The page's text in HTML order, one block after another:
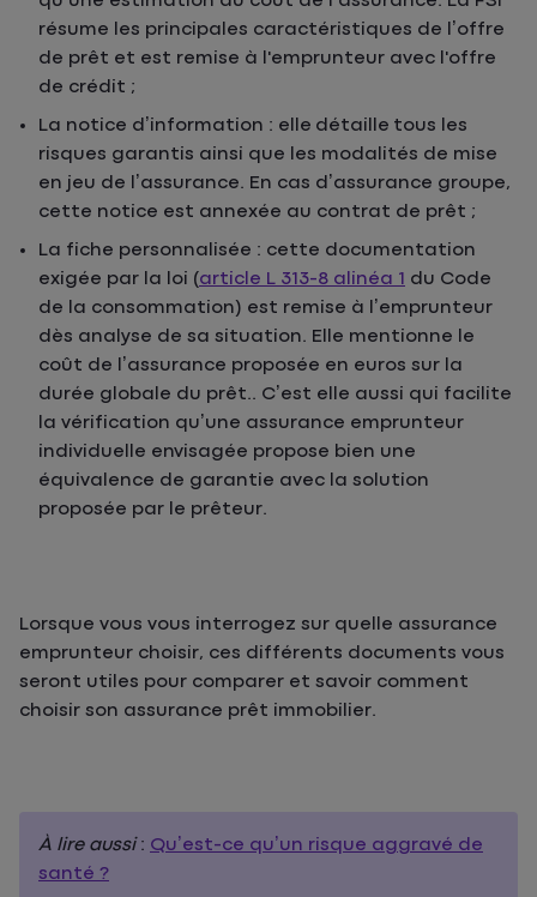
résume les principales caractéristiques de l’offre
de prêt et est remise à l'emprunteur avec l'offre
de crédit ;
La notice d’information : elle détaille tous les
risques garantis ainsi que les modalités de mise
en jeu de l’assurance. En cas d’assurance groupe,
cette notice est annexée au contrat de prêt ;
La fiche personnalisée : cette documentation
exigée par la loi (article L 313-8 alinéa 1 du Code
de la consommation) est remise à l’emprunteur
dès analyse de sa situation. Elle mentionne le
coût de l’assurance proposée en euros sur la
durée globale du prêt.. C’est elle aussi qui facilite
la vérification qu’une assurance emprunteur
individuelle envisagée propose bien une
équivalence de garantie avec la solution
proposée par le prêteur.
Lorsque vous vous interrogez sur quelle assurance
emprunteur choisir, ces différents documents vous
seront utiles pour comparer et savoir comment
choisir son assurance prêt immobilier.
À lire aussi: Qu’est-ce qu’un risque aggravé de
santé ?